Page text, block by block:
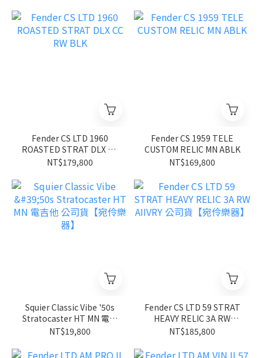
伶樂器】
Fender CS LTD 1960
ROASTED STRAT DLX CC
RW BLK
NT$179,800
Fender CS 1959 TELE
CUSTOM RELIC MN ABLK
NT$169,800
Squier Classic Vibe '50s
Stratocaster HT MN 電吉
他 公司貨【宛伶樂器】
NT$19,800
Fender CS LTD 59 STRAT
HEAVY RELIC 3A RW
AIIVRY 公司貨【宛伶樂
NT$185,800